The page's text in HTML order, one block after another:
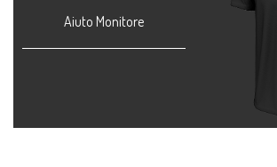
Aiuto Monitore